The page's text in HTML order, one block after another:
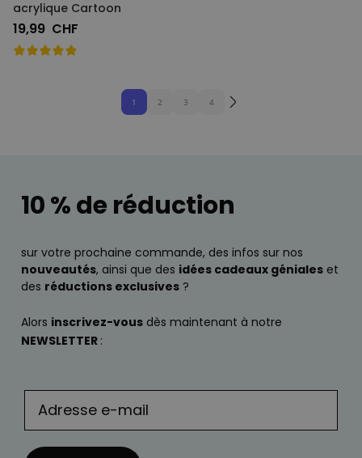
acrylique Cartoon
19,99 CHF
1 2 3 4
10 % de réduction
sur votre prochaine commande, des infos sur nos
nouveautés, ainsi que des idées cadeaux géniales et
des réductions exclusives ?
Alors inscrivez-vous dès maintenant à notre
NEWSLETTER :